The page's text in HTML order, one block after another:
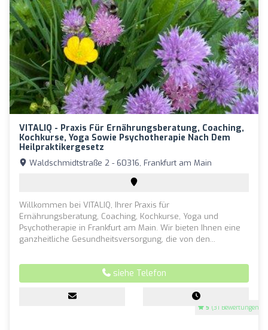
VITALIQ - Praxis Für Ernährungsberatung, Coaching,
Kochkurse, Yoga Sowie Psychotherapie Nach Dem
Heilpraktikergesetz
5 (31 Bewertungen)
Waldschmidtstraße 2 - 60316, Frankfurt am Main
Willkommen bei VITALIQ, Ihrer Praxis für
Ernährungsberatung, Coaching, Kochkurse, Yoga und
Psychotherapie in Frankfurt am Main. Wir bieten Ihnen eine
ganzheitliche Gesundheitsversorgung, die von den...
siehe Telefon